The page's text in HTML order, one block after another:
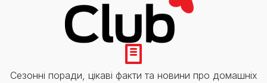
Сезонні поради, цікаві факти та новини про домашніх